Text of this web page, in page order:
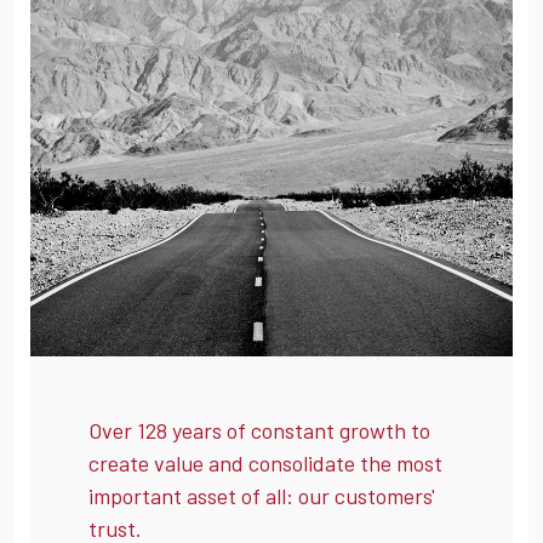
Over 128 years of constant growth to
create value and consolidate the most
important asset of all: our customers'
trust.